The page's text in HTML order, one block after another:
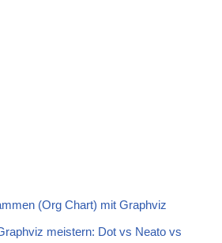
(Org Chart) mit Graphviz
meistern: Dot vs Neato vs